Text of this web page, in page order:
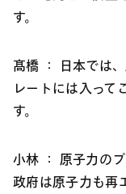
す。
髙橋 ：
日本では
レートには入って
す。
小林 ： 原子力の
政府は原子力も再